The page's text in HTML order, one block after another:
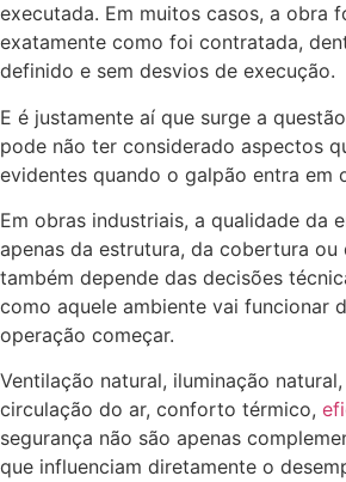
executada. Em muitos casos, a obra
exatamente como foi contratada,
definido e sem desvios de execução.
E é justamente aí que surge a
pode não ter considerado aspectos
evidentes quando o galpão entra em
Em obras industriais, a qualidade da
apenas da estrutura, da cobertura ou
também depende das decisões
como aquele ambiente vai funcionar
operação começar.
Ventilação natural, iluminação
circulação do ar, conforto térmico,
segurança não são apenas
que influenciam diretamente o